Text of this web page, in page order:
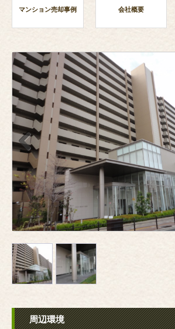
マンション売却事例 会社概要
Previous
周辺環境